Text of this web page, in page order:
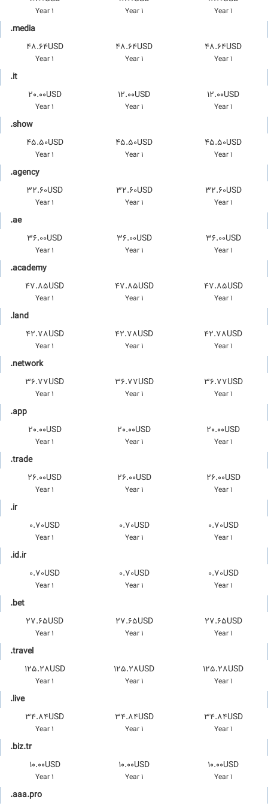
1 Year
1 Year
1 Year
.media
48.64USD
1 Year
48.64USD
1 Year
48.64USD
1 Year
.it
12.00USD
1 Year
12.00USD
1 Year
20.00USD
1 Year
.show
45.50USD
1 Year
45.50USD
1 Year
45.50USD
1 Year
.agency
32.60USD
1 Year
32.60USD
1 Year
32.60USD
1 Year
.ae
36.00USD
1 Year
36.00USD
1 Year
36.00USD
1 Year
.academy
47.85USD
1 Year
47.85USD
1 Year
47.85USD
1 Year
.land
42.78USD
1 Year
42.78USD
1 Year
42.78USD
1 Year
.network
36.77USD
1 Year
36.77USD
1 Year
36.77USD
1 Year
.app
20.00USD
1 Year
20.00USD
1 Year
20.00USD
1 Year
.trade
26.00USD
1 Year
26.00USD
1 Year
26.00USD
1 Year
.ir
0.70USD
1 Year
0.70USD
1 Year
0.70USD
1 Year
.id.ir
0.70USD
1 Year
0.70USD
1 Year
0.70USD
1 Year
.bet
27.65USD
1 Year
27.65USD
1 Year
27.65USD
1 Year
.travel
125.28USD
1 Year
125.28USD
1 Year
125.28USD
1 Year
.live
34.84USD
1 Year
34.84USD
1 Year
34.84USD
1 Year
.biz.tr
10.00USD
1 Year
10.00USD
1 Year
10.00USD
1 Year
.aaa.pro